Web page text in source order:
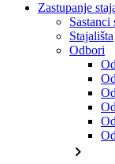
Zastupanje
Sastanci
Stajališta
Odbori
chevron_right